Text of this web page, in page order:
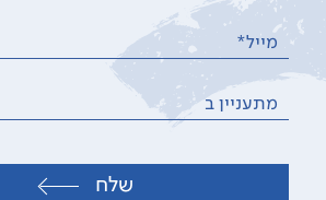
מייל*
מתעניין ב
שלח